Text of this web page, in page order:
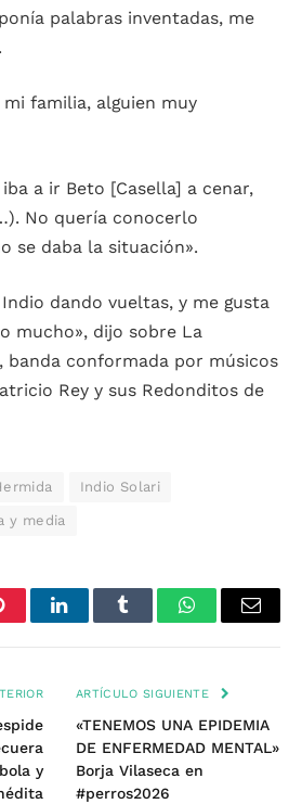
palabras inventadas, me
familia, alguien muy
a ir Beto [Casella] a cenar,
No quería conocerlo
se daba la situación».
dando vueltas, y me gusta
mucho», dijo sobre La
banda conformada por músicos
Rey y sus Redonditos de
Indio Solari
y media
LinkedInTumblr WhatsAppEmail
y
ARTÍCULO SIGUIENTE
«TENEMOS UNA EPIDEMIA
DE ENFERMEDAD MENTAL»
Borja Vilaseca en
#perros2026